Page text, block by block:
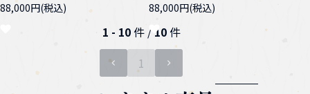
88,000円(税込) 88,000円(税込)
1 - 10件 / 10件
1ページ目